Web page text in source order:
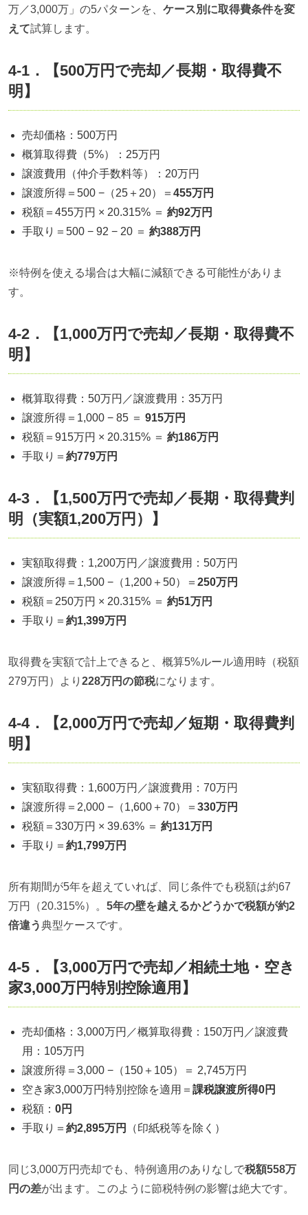
万／3,000万」の5パターンを、 ケース別に取得費条件を変
えて試算します。
4-1．【500万円で売却／長期・取得費不
明】
売却価格：500万円
概算取得費（5%）：25万円
譲渡費用（仲介手数料等）：20万円
譲渡所得＝500 −（25＋20）＝ 455万円
税額＝455万円 × 20.315% ＝ 約92万円
手取り＝500 − 92 − 20 ＝ 約388万円
※特例を使える場合は大幅に減額できる可能性がありま
す。
4-2．【1,000万円で売却／長期・取得費不
明】
概算取得費：50万円／譲渡費用：35万円
譲渡所得＝1,000 − 85 ＝ 915万円
税額＝915万円 × 20.315% ＝ 約186万円
手取り＝ 約779万円
4-3．【1,500万円で売却／長期・取得費判
明（実額1,200万円）】
実額取得費：1,200万円／譲渡費用：50万円
譲渡所得＝1,500 −（1,200＋50）＝ 250万円
税額＝250万円 × 20.315% ＝ 約51万円
手取り＝ 約1,399万円
取得費を実額で計上できると、概算5%ルール適用時（税額
279万円）より 228万円の節税になります。
4-4．【2,000万円で売却／短期・取得費判
明】
実額取得費：1,600万円／譲渡費用：70万円
譲渡所得＝2,000 −（1,600＋70）＝ 330万円
税額＝330万円 × 39.63% ＝ 約131万円
手取り＝ 約1,799万円
所有期間が5年を超えていれば、同じ条件でも税額は約67
万円（20.315%）。 5年の壁を越えるかどうかで税額が約2
倍違う典型ケースです。
4-5．【3,000万円で売却／相続土地・空き
家3,000万円特別控除適用】
売却価格：3,000万円／概算取得費：150万円／譲渡費
用：105万円
譲渡所得＝3,000 −（150＋105）＝ 2,745万円
空き家3,000万円特別控除を適用＝ 課税譲渡所得0円
税額： 0円
手取り＝ 約2,895万円 （印紙税等を除く）
同じ3,000万円売却でも、特例適用のありなしで税額558万
円の差が出ます。このように節税特例の影響は絶大です。